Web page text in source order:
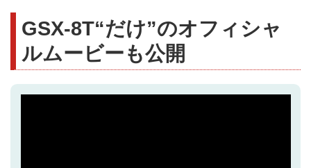
GSX-8T“だけ”のオフィシャ
ルムービーも公開